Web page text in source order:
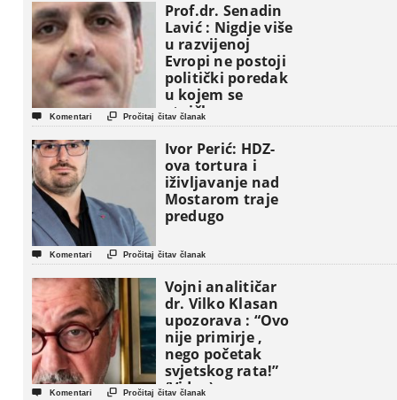
Prof.dr. Senadin
Lavić : Nigdje više
u razvijenoj
Evropi ne postoji
politički poredak
u kojem se
etničke grupe
pojavljuju kao
osnovne
političke jedinice
 Komentari  Pročitaj čitav članak
Ivor Perić: HDZ-
ova tortura i
iživljavanje nad
Mostarom traje
predugo
 Komentari  Pročitaj čitav članak
Vojni analitičar
dr. Vilko Klasan
upozorava : “Ovo
nije primirje ,
nego početak
svjetskog rata!”
(Video)
 Komentari  Pročitaj čitav članak